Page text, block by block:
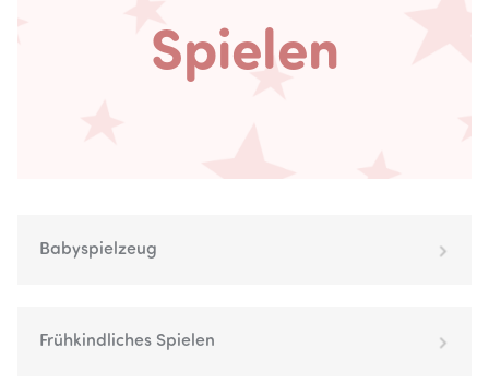
Spielen
Babyspielzeug
Frühkindliches Spielen